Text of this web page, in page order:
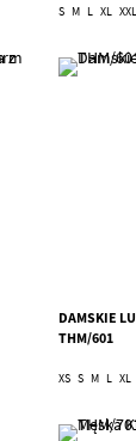
S M L XL XXL
DAMSKIE
THM/601
XS S M L XL